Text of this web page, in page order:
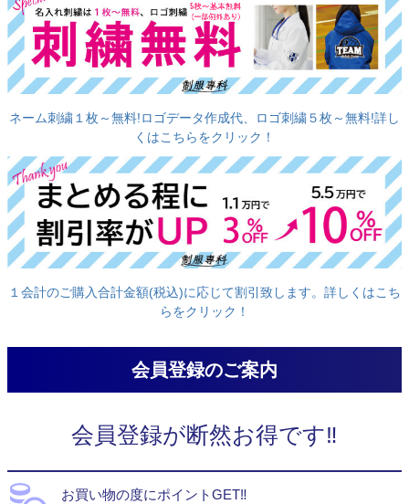
ネーム刺繍１枚～無料!ロゴデータ作成代、ロゴ刺繍５枚～無料!詳し
くはこちらをクリック！
１会計のご購入合計金額(税込)に応じて割引致します。詳しくはこち
らをクリック！
会員登録のご案内
会員登録が断然お得です‼
お買い物の度にポイントGET‼